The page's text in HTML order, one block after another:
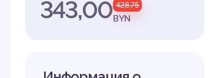
343,00 428,75
BYN